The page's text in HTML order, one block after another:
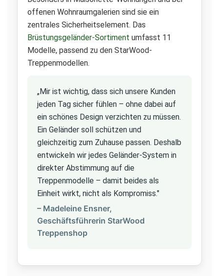
offenen Wohnraumgalerien sind sie ein
zentrales Sicherheitselement. Das
Brüstungsgeländer-Sortiment umfasst 11
Modelle, passend zu den StarWood-
Treppenmodellen.
„Mir ist wichtig, dass sich unsere Kunden
jeden Tag sicher fühlen – ohne dabei auf
ein schönes Design verzichten zu müssen.
Ein Geländer soll schützen und
gleichzeitig zum Zuhause passen. Deshalb
entwickeln wir jedes Geländer-System in
direkter Abstimmung auf die
Treppenmodelle – damit beides als
Einheit wirkt, nicht als Kompromiss."
– Madeleine Ensner,
Geschäftsführerin StarWood
Treppenshop